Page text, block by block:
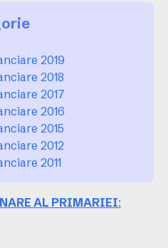
2019
2018
2017
2016
2015
2012
2011
AL PRIMARIEI: